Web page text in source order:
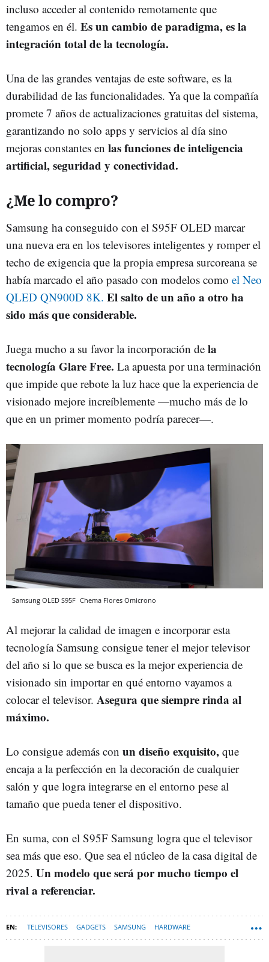
incluso acceder al contenido remotamente que
tengamos en él. Es un cambio de paradigma, es la
integración total de la tecnología.
Una de las grandes ventajas de este software, es la
durabilidad de las funcionalidades. Ya que la compañía
promete 7 años de actualizaciones gratuitas del sistema,
garantizando no solo apps y servicios al día sino
mejoras constantes en las funciones de inteligencia
artificial, seguridad y conectividad.
¿Me lo compro?
Samsung ha conseguido con el S95F OLED marcar
una nueva era en los televisores inteligentes y romper el
techo de exigencia que la propia empresa surcoreana se
había marcado el año pasado con modelos como el Neo
QLED QN900D 8K. El salto de un año a otro ha
sido más que considerable.
Juega mucho a su favor la incorporación de la
tecnología Glare Free. La apuesta por una terminación
que impide que rebote la luz hace que la experiencia de
visionado mejore increíblemente —mucho más de lo
que en un primer momento podría parecer—.
Samsung OLED S95F Chema Flores Omicrono
Al mejorar la calidad de imagen e incorporar esta
tecnología Samsung consigue tener el mejor televisor
del año si lo que se busca es la mejor experiencia de
visionado sin importar en qué entorno vayamos a
colocar el televisor. Asegura que siempre rinda al
máximo.
Lo consigue además con un diseño exquisito, que
encaja a la perfección en la decoración de cualquier
salón y que logra integrarse en el entorno pese al
tamaño que pueda tener el dispositivo.
En suma, con el S95F Samsung logra que el televisor
sea más que eso. Que sea el núcleo de la casa digital de
2025. Un modelo que será por mucho tiempo el
rival a referenciar.
TELEVISORES GADGETS SAMSUNG HARDWARE